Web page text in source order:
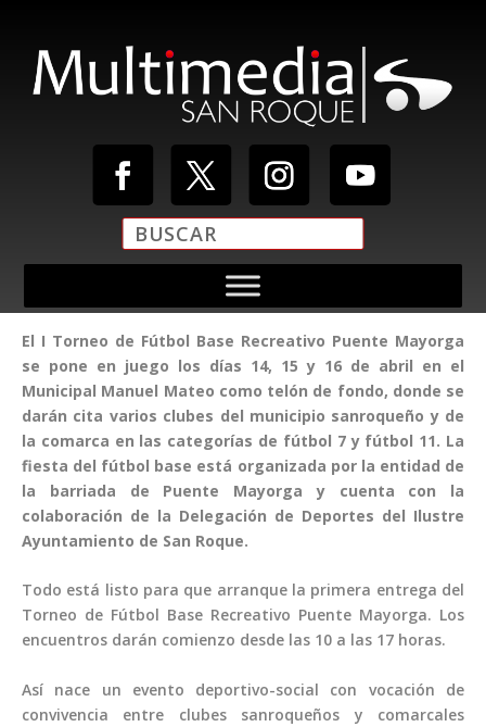
El I Torneo de Fútbol Base Recreativo Puente Mayorga
se pone en juego los días 14, 15 y 16 de abril en el
Municipal Manuel Mateo como telón de fondo, donde se
darán cita varios clubes del municipio sanroqueño y de
la comarca en las categorías de fútbol 7 y fútbol 11. La
fiesta del fútbol base está organizada por la entidad de
la barriada de Puente Mayorga y cuenta con la
colaboración de la Delegación de Deportes del Ilustre
Ayuntamiento de San Roque.
Todo está listo para que arranque la primera entrega del
Torneo de Fútbol Base Recreativo Puente Mayorga. Los
encuentros darán comienzo desde las 10 a las 17 horas.
Así nace un evento deportivo-social con vocación de
convivencia entre clubes sanroqueños y comarcales